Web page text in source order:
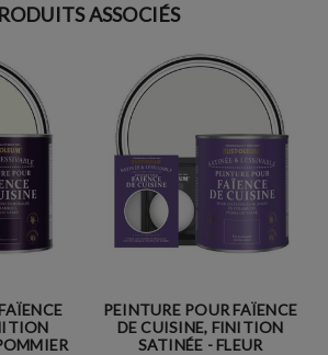
ASSOCIÉS
PEINTURE POUR FAÏENCE
DE CUISINE, FINITION
SATINÉE - FLEUR